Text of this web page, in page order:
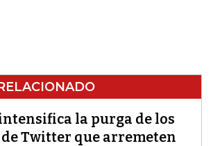
la purga de los
Twitter que arremeten